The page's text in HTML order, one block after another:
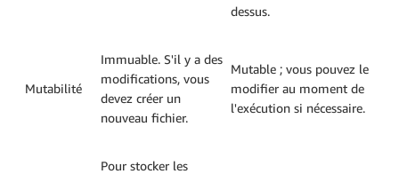
dessus.
Mutabilité
Immuable. S'il y a des
modifications, vous
devez créer un
nouveau fichier.
Mutable ; vous pouvez le
modifier au moment de
l'exécution si nécessaire.
Pour stocker les